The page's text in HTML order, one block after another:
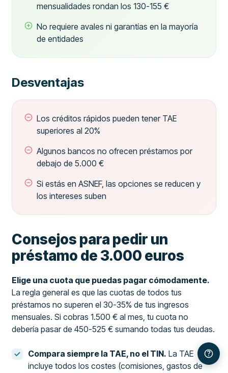
mensualidades rondan los 130-155 €
No requiere avales ni garantías en la mayoría
de entidades
Desventajas
Los créditos rápidos pueden tener TAE
superiores al 20%
Algunos bancos no ofrecen préstamos por
debajo de 5.000 €
Si estás en ASNEF, las opciones se reducen y
los intereses suben
Consejos para pedir un
préstamo de 3.000 euros
Elige una cuota que puedas pagar cómodamente.
La regla general es que las cuotas de todos tus
préstamos no superen el 30-35% de tus ingresos
mensuales. Si cobras 1.500 € al mes, tu cuota no
debería pasar de 450-525 € sumando todas tus deudas.
Compara siempre la TAE, no el TIN. La TAE
incluye todos los costes (comisiones, gastos de